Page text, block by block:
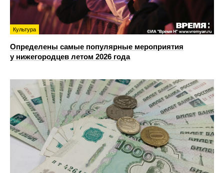
Культура
Определены самые популярные мероприятия
у нижегородцев летом 2026 года